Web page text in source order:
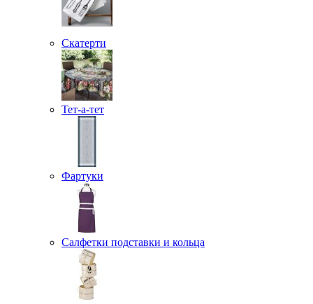
Скатерти
Тет-а-тет
Фартуки
Салфетки подставки и кольца